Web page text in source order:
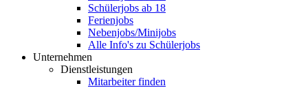
Schülerjobs ab 18
Ferienjobs
Nebenjobs/Minijobs
Alle Info's zu Schülerjobs
Unternehmen
Dienstleistungen
Mitarbeiter finden